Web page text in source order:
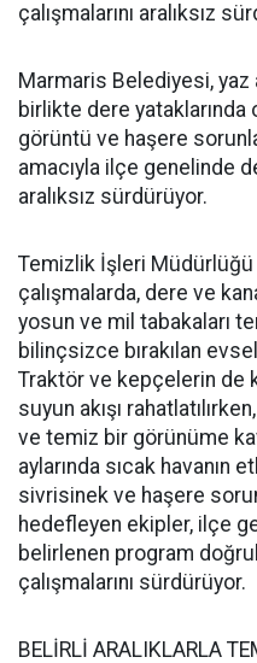
çalışmalarını aralıksız
Marmaris Belediyesi, yaz
birlikte dere
görüntü ve haşere
amacıyla ilçe genelinde
aralıksız sürdürüyor.
Temizlik İşleri
çalışmalarda, dere ve
yosun ve mil tabakaları
bilinçsizce bırakılan
Traktör ve kepçelerin de
suyun akışı
ve temiz bir görünüme
aylarında sıcak havanın
sivrisinek ve haşere
hedefleyen ekipler, ilçe
belirlenen program
çalışmalarını sürdürüyor.
BELİRLİ ARALIKLARLA